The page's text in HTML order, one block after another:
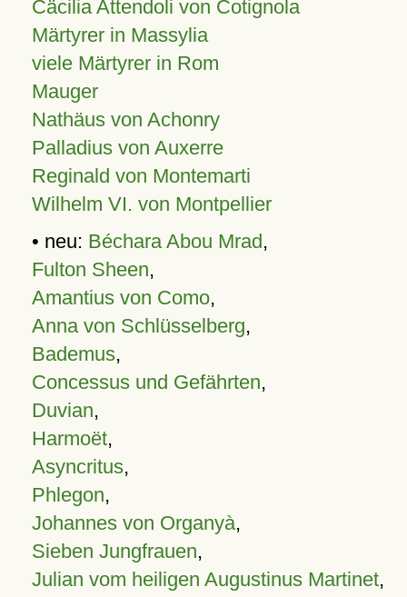
Cäcilia Attendoli von Cotignola
Märtyrer in Massylia
viele Märtyrer in Rom
Mauger
Nathäus von Achonry
Palladius von Auxerre
Reginald von Montemarti
Wilhelm VI. von Montpellier
• neu: Béchara Abou Mrad,
Fulton Sheen,
Amantius von Como,
Anna von Schlüsselberg,
Bademus,
Concessus und Gefährten,
Duvian,
Harmoët,
Asyncritus,
Phlegon,
Johannes von Organyà,
Sieben Jungfrauen,
Julian vom heiligen Augustinus Martinet,